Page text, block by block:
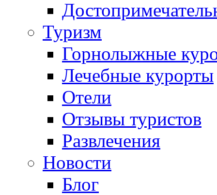
Туризм
Горнолыжные
Лечебные курорты
Отели
Отзывы туристов
Развлечения
Новости
Блог